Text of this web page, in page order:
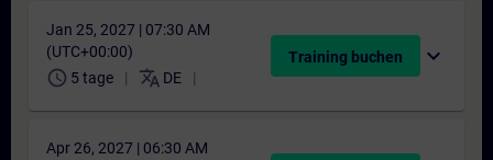
Jan 25, 2027 | 07:30 AM
(UTC+00:00)
schedule 5 tage translate DE
Training buchen expand_more
Apr 26, 2027 | 06:30 AM